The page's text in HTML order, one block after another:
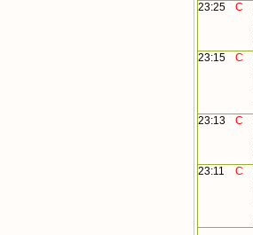
23:25 С
23:15
С
23:13
С
23:11
С